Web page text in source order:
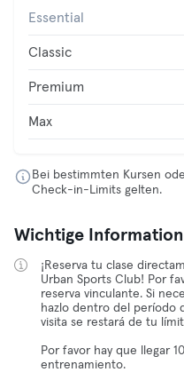
Essential
Classic
Premium
Max
Bei bestimmten Kursen
Check-in-Limits gelten.
Wichtige
¡Reserva tu clase
Urban Sports Club! Por
reserva vinculante. Si
hazlo dentro del período
visita se restará de tu
Por favor hay que llegar
entrenamiento.